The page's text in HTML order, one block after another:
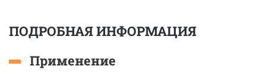
ПОДРОБНАЯ ИНФОРМАЦИЯ
Применение